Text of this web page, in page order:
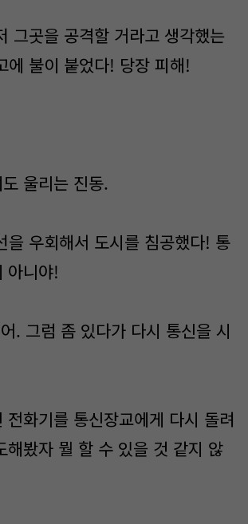
그곳을 공격할 거라고 생각했는
에 불이 붙었다! 당장 피해!
울리는 진동.
을 우회해서 도시를 침공했다! 통
아니야!
. 그럼 좀 있다가 다시 통신을 시
전화기를 통신장교에게 다시 돌려
해봤자 뭘 할 수 있을 것 같지 않